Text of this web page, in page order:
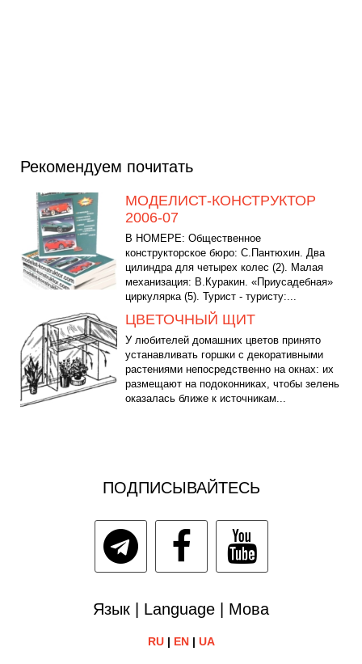
Рекомендуем почитать
МОДЕЛИСТ-КОНСТРУКТОР
2006-07
В НОМЕРЕ: Общественное
конструкторское бюро: С.Пантюхин. Два
цилиндра для четырех колес (2). Малая
механизация: В.Куракин. «Приусадебная»
циркулярка (5). Турист - туристу:...
ЦВЕТОЧНЫЙ ЩИТ
У любителей домашних цветов принято
устанавливать горшки с декоративными
растениями непосредственно на окнах: их
размещают на подоконниках, чтобы зелень
оказалась ближе к источникам...
ПОДПИСЫВАЙТЕСЬ
Язык | Language | Мова
RU| EN| UA